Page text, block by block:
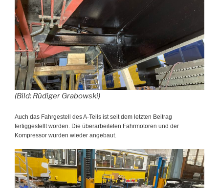
(Bild: Rüdiger Grabowski)
Auch das Fahrgestell des A-Teils ist seit dem letzten Beitrag
fertiggestellt worden. Die überarbeiteten Fahrmotoren und der
Kompressor wurden wieder angebaut.